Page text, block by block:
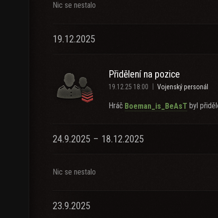
Nic se nestalo
19.12.2025
Přidělení na pozice
19.12.25 18:00 Vojenský personál
Hráč Boeman_is_BeAsT byl
24.9.2025 – 18.12.2025
Nic se nestalo
23.9.2025